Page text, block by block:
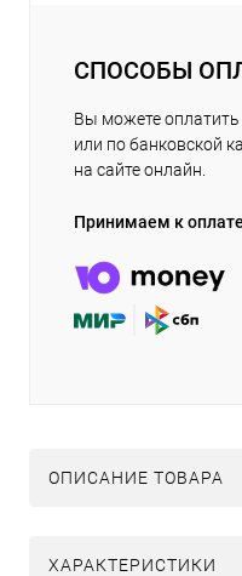
СПОСОБЫ
Вы можете
или по банковской
на сайте онлайн.
Принимаем к оплате
ОПИСАНИЕ ТОВАРА
ХАРАКТЕРИСТИКИ